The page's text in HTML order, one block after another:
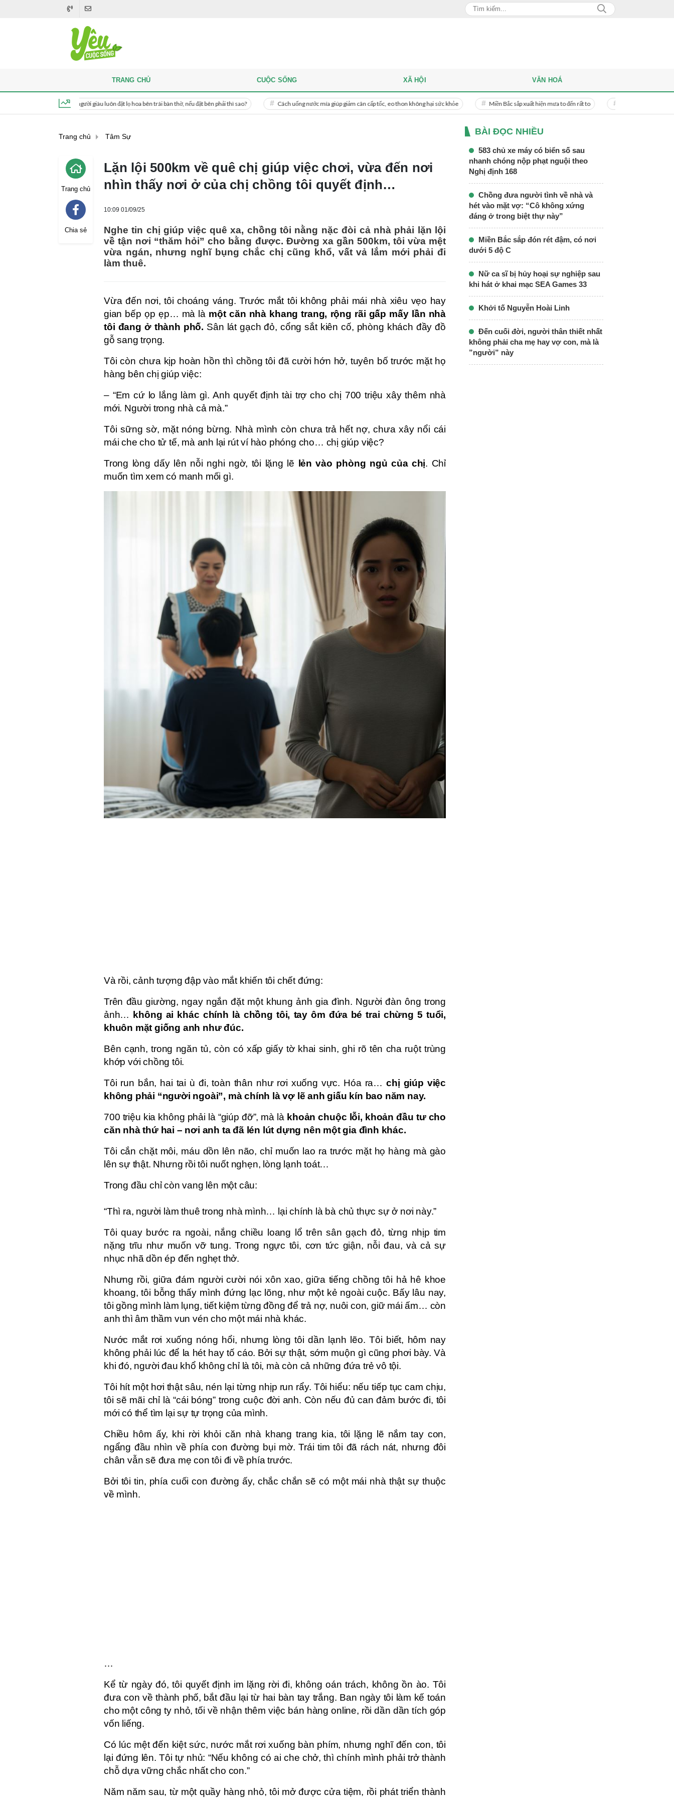
Khi thắp hương, người giàu luôn đặt lọ hoa bên trái bàn thờ, nếu đặt bên phải thì sao? Cách uống nước mía giúp giảm cân cấp tốc, eo thon không hại sức khỏe Miền Bắc sắp xuất hiện mưa to đến rất to Danh tính người phụ nữ bị bạn
TRANG CHỦ CUỘC SỐNG XÃ HỘI VĂN HOÁ
Trang chủ Tâm Sự
Trang chủ
Chia sẻ
Lặn lội 500km về quê chị giúp việc chơi, vừa đến nơi
nhìn thấy nơi ở của chị chồng tôi quyết định…
10:09 01/09/25
Nghe tin chị giúp việc quê xa, chồng tôi nằng nặc đòi cả nhà phải lặn lội
về tận nơi “thăm hỏi” cho bằng được. Đường xa gần 500km, tôi vừa mệt
vừa ngán, nhưng nghĩ bụng chắc chị cũng khổ, vất vả lắm mới phải đi
làm thuê.
Vừa đến nơi, tôi choáng váng. Trước mắt tôi không phải mái nhà xiêu vẹo hay
gian bếp ọp ẹp… mà là một căn nhà khang trang, rộng rãi gấp mấy lần nhà
tôi đang ở thành phố. Sân lát gạch đỏ, cổng sắt kiên cố, phòng khách đầy đồ
gỗ sang trọng.
Tôi còn chưa kịp hoàn hồn thì chồng tôi đã cười hớn hở, tuyên bố trước mặt họ
hàng bên chị giúp việc:
– “Em cứ lo lắng làm gì. Anh quyết định tài trợ cho chị 700 triệu xây thêm nhà
mới. Người trong nhà cả mà.”
Tôi sững sờ, mặt nóng bừng. Nhà mình còn chưa trả hết nợ, chưa xây nổi cái
mái che cho tử tế, mà anh lại rút ví hào phóng cho… chị giúp việc?
Trong lòng dấy lên nỗi nghi ngờ, tôi lặng lẽ lẻn vào phòng ngủ của chị. Chỉ
muốn tìm xem có manh mối gì.
Và rồi, cảnh tượng đập vào mắt khiến tôi chết đứng:
Trên đầu giường, ngay ngắn đặt một khung ảnh gia đình. Người đàn ông trong
ảnh…
không ai khác chính là chồng tôi, tay ôm đứa bé trai chừng 5 tuổi,
khuôn mặt giống anh như đúc.
Bên cạnh, trong ngăn tủ, còn có xấp giấy tờ khai sinh, ghi rõ tên cha ruột trùng
khớp với chồng tôi.
Tôi run bắn, hai tai ù đi, toàn thân như rơi xuống vực. Hóa ra…chị giúp việc
không phải “người ngoài”, mà chính là vợ lẽ anh giấu kín bao năm nay.
700 triệu kia không phải là “giúp đỡ”, mà là khoản chuộc lỗi, khoản đầu tư cho
căn nhà thứ hai – nơi anh ta đã lén lút dựng nên một gia đình khác.
Tôi cắn chặt môi, máu dồn lên não, chỉ muốn lao ra trước mặt họ hàng mà gào
lên sự thật. Nhưng rồi tôi nuốt nghẹn, lòng lạnh toát…
Trong đầu chỉ còn vang lên một câu:
“Thì ra, người làm thuê trong nhà mình… lại chính là bà chủ thực sự ở nơi này.”
Tôi quay bước ra ngoài, nắng chiều loang lổ trên sân gạch đỏ, từng nhịp tim
nặng trĩu như muốn vỡ tung. Trong ngực tôi, cơn tức giận, nỗi đau, và cả sự
nhục nhã dồn ép đến nghẹt thở.
Nhưng rồi, giữa đám người cười nói xôn xao, giữa tiếng chồng tôi hả hê khoe
khoang, tôi bỗng thấy mình đứng lạc lõng, như một kẻ ngoài cuộc. Bấy lâu nay,
tôi gồng mình làm lụng, tiết kiệm từng đồng để trả nợ, nuôi con, giữ mái ấm… còn
anh thì âm thầm vun vén cho một mái nhà khác.
Nước mắt rơi xuống nóng hổi, nhưng lòng tôi dần lạnh lẽo. Tôi biết, hôm nay
không phải lúc để la hét hay tố cáo. Bởi sự thật, sớm muộn gì cũng phơi bày. Và
khi đó, người đau khổ không chỉ là tôi, mà còn cả những đứa trẻ vô tội.
Tôi hít một hơi thật sâu, nén lại từng nhịp run rẩy. Tôi hiểu: nếu tiếp tục cam chịu,
tôi sẽ mãi chỉ là “cái bóng” trong cuộc đời anh. Còn nếu đủ can đảm bước đi, tôi
mới có thể tìm lại sự tự trọng của mình.
Chiều hôm ấy, khi rời khỏi căn nhà khang trang kia, tôi lặng lẽ nắm tay con,
ngẩng đầu nhìn về phía con đường bụi mờ. Trái tim tôi đã rách nát, nhưng đôi
chân vẫn sẽ đưa mẹ con tôi đi về phía trước.
Bởi tôi tin, phía cuối con đường ấy, chắc chắn sẽ có một mái nhà thật sự thuộc
về mình.
…
Kể từ ngày đó, tôi quyết định im lặng rời đi, không oán trách, không ồn ào. Tôi
đưa con về thành phố, bắt đầu lại từ hai bàn tay trắng. Ban ngày tôi làm kế toán
cho một công ty nhỏ, tối về nhận thêm việc bán hàng online, rồi dần dần tích góp
vốn liếng.
Có lúc mệt đến kiệt sức, nước mắt rơi xuống bàn phím, nhưng nghĩ đến con, tôi
lại đứng lên. Tôi tự nhủ: “Nếu không có ai che chở, thì chính mình phải trở thành
chỗ dựa vững chắc nhất cho con.”
Năm năm sau, từ một quầy hàng nhỏ, tôi mở được cửa tiệm, rồi phát triển thành
BÀI ĐỌC NHIỀU
583 chủ xe máy có biển số sau
nhanh chóng nộp phạt nguội theo
Nghị định 168
Chồng đưa người tình về nhà và
hét vào mặt vợ: “Cô không xứng
đáng ở trong biệt thự này”
Miền Bắc sắp đón rét đậm, có nơi
dưới 5 độ C
Nữ ca sĩ bị hủy hoại sự nghiệp sau
khi hát ở khai mạc SEA Games 33
Khởi tố Nguyễn Hoài Linh
Đến cuối đời, người thân thiết nhất
không phải cha mẹ hay vợ con, mà là
”người” này